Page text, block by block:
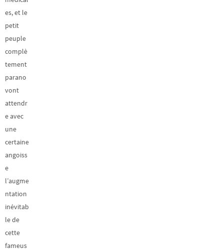
es, et le
petit
peuple
complè
tement
parano
vont
attendr
e avec
une
certaine
angoiss
e
l’augme
ntation
inévitab
le de
cette
fameus